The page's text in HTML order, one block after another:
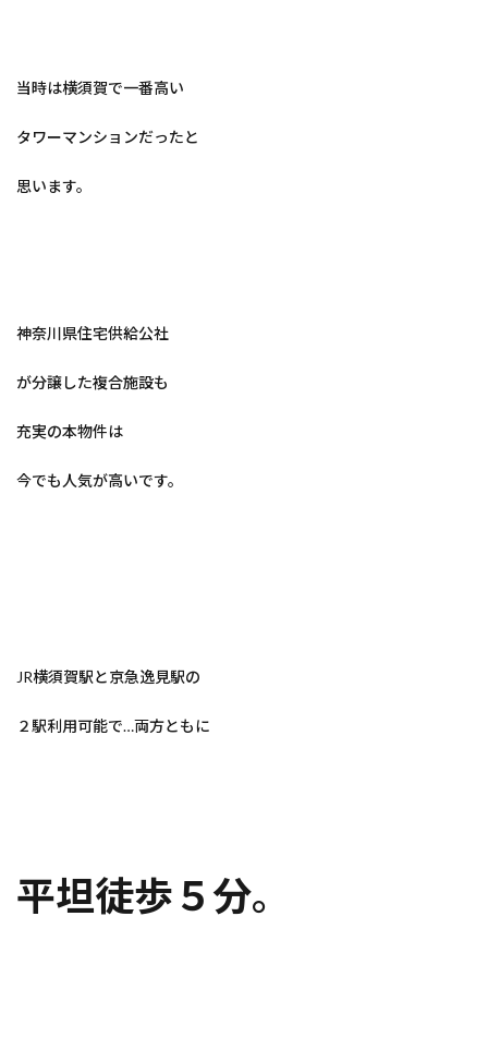
当時は横須賀で一番高い
タワーマンションだったと
思います。
神奈川県住宅供給公社
が分譲した複合施設も
充実の本物件は
今でも人気が高いです。
JR横須賀駅と京急逸見駅の
２駅利用可能で…両方ともに
平坦徒歩５分。